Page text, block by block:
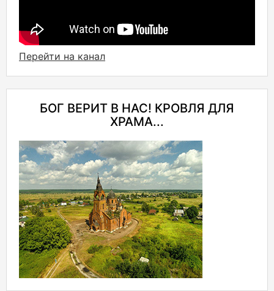
Перейти на канал
БОГ ВЕРИТ В НАС! КРОВЛЯ ДЛЯ
ХРАМА...